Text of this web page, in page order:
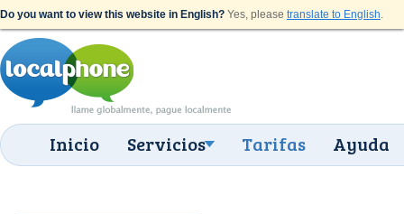
Do you want to view this website in English? Yes, please translate to English.
Inicio Servicios Tarifas Ayuda